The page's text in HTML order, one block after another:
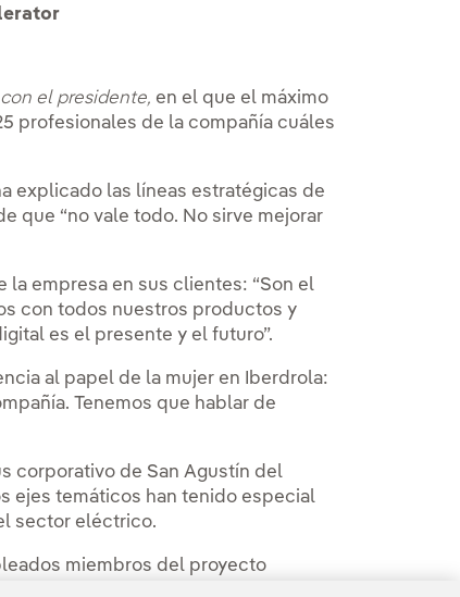
el presidente, en el que el máximo
profesionales de la compañía cuáles
explicado las líneas estratégicas de
que “no vale todo. No sirve mejorar
empresa en sus clientes: “Son el
con todos nuestros productos y
es el presente y el futuro”.
al papel de la mujer en Iberdrola:
Tenemos que hablar de
corporativo de San Agustín del
ejes temáticos han tenido especial
sector eléctrico.
miembros del proyecto